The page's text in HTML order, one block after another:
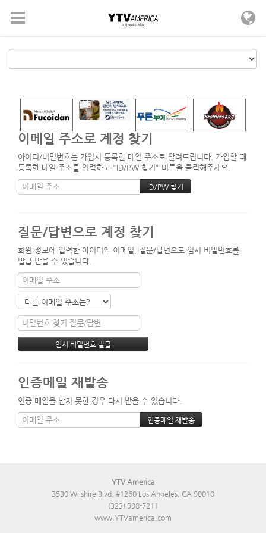
이메일 주소로 계정 찾기
아이디/비밀번호는 가입시 등록한 메일 주소로 알려드립니다. 가입할 때
등록한 메일 주소를 입력하고 "ID/PW 찾기" 버튼을 클릭해주세요.
질문/답변으로 계정 찾기
회원 정보에 입력한 아이디와 이메일, 질문/답변으로 임시 비밀번호를
발급 받을 수 있습니다.
인증메일 재발송
인증 메일을 받지 못한 경우 다시 받을 수 있습니다.
YTV America
3530 Wilshire Blvd. #1260 Los Angeles, CA 90010
(323) 998-7211
www.YTVamerica.com